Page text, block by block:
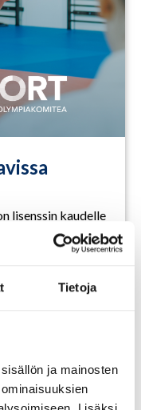
Tietoja
ja mainosten
lisenssin kaudelle
Uuden kauden